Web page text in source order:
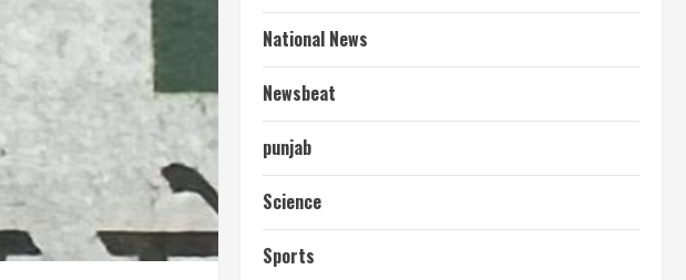
National News
Newsbeat
punjab
Science
Sports